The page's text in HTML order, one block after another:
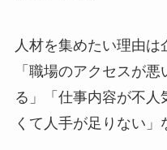
人材を集めたい理由
「職場のアクセスが
る」「仕事内容が不人
くて人手が足りない」